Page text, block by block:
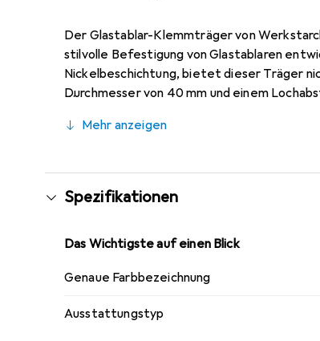
Der Glastablar-Klemmträger von
stilvolle Befestigung von Glastablaren
Nickelbeschichtung, bietet dieser Träger
Durchmesser von 40 mm und einem
flexible Anordnung von Glastablaren,
attraktiven Wahl für moderne
Mehr anzeigen
Spezifikationen
Das Wichtigste auf einen Blick
Genaue Farbbezeichnung
Ausstattungstyp